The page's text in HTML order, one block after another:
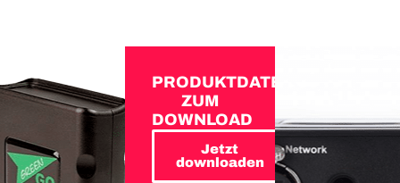
PRODUKTDATEN
ZUM
DOWNLOAD
Jetzt
downloaden